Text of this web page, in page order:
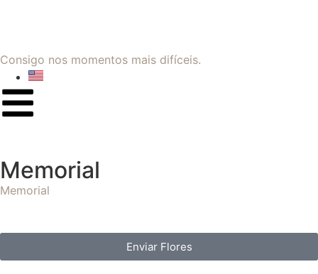
Consigo nos momentos mais difíceis.
Memorial
Memorial
Enviar Flores